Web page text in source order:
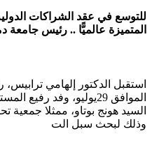
للتوسع في عقد الشراكات
المتميزة عالميًّا .. رئيس جامعة
استقبل الدكتور إلهامي ترابيس،
الموافق 29يوليو، وفد
السيد هونج بوتاو، ممثلا جمعية
وذلك لبحث سبل الت